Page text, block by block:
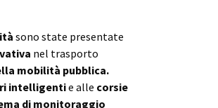
sono state presentate
nel trasporto
mobilità pubblica.
intelligentie alle corsie
di monitoraggio